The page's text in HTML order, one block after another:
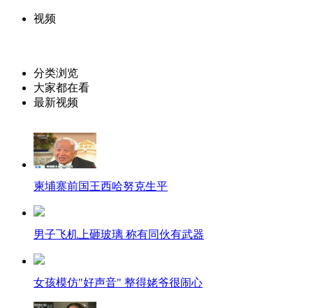
视频
分类浏览
大家都在看
最新视频
柬埔寨前国王西哈努克生平
男子飞机上砸玻璃 称有同伙有武器
女孩模仿"好声音" 整得姥爷很闹心